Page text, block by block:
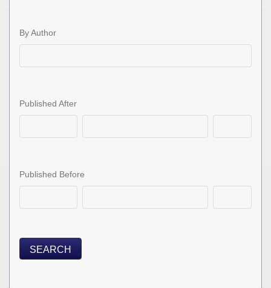
By Author
Published After
Published Before
SEARCH